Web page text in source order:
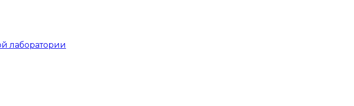
лаборатории